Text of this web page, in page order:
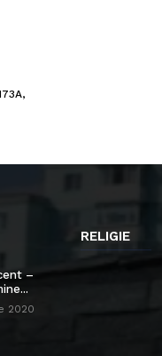
–
2020
RELIGIE